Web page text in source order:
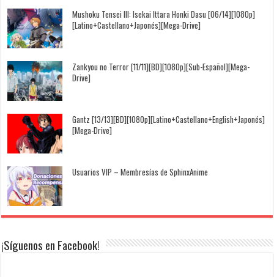
Mushoku Tensei III: Isekai Ittara Honki Dasu [06/14][1080p]
[Latino+Castellano+Japonés][Mega-Drive]
Zankyou no Terror [11/11][BD][1080p][Sub-Español][Mega-
Drive]
Gantz [13/13][BD][1080p][Latino+Castellano+English+Japonés]
[Mega-Drive]
Usuarios VIP – Membresías de SphinxAnime
¡Síguenos en Facebook!